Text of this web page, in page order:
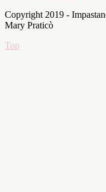
Copyright 2019 -
Mary Praticò
Top